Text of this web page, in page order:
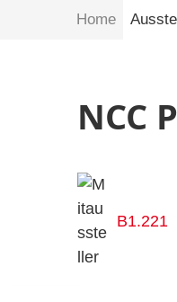
Home
NCC
B1.221